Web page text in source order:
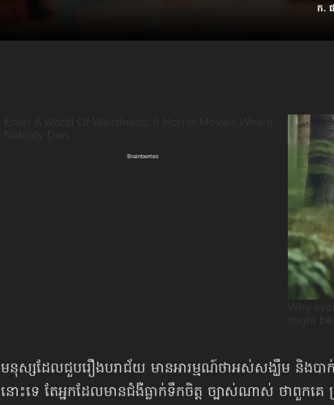
ក.
មនុស្សដែលជួបរឿងបរាជ័យ មានអារម្មណ៍ថាអស់សង្ឃឹម និងបាក់ទឹ
នោះទេ តែអ្នកដែលមានជំងឺធ្លាក់ទឹកចិត្ត ច្បាស់ណាស់ ថាពួកគ